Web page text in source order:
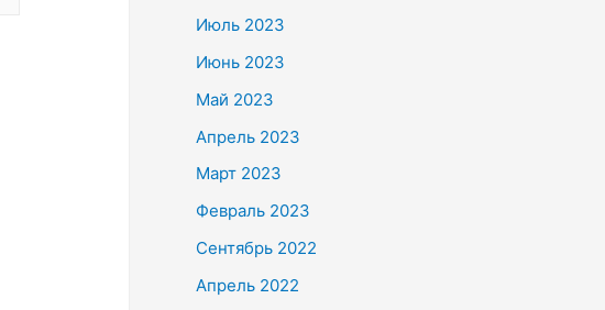
Июль 2023
Июнь 2023
Май 2023
Апрель 2023
Март 2023
Февраль 2023
Сентябрь 2022
Апрель 2022